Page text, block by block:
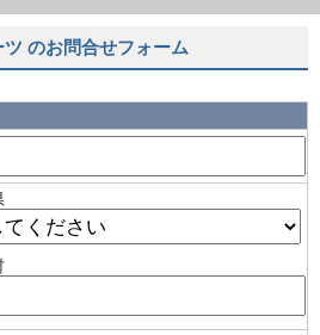
のお問合せフォーム